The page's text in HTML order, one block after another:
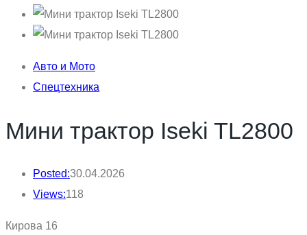
Авто и Мото
Спецтехника
Мини трактор Iseki TL2800
Posted:30.04.2026
Views:118
Кирова 16